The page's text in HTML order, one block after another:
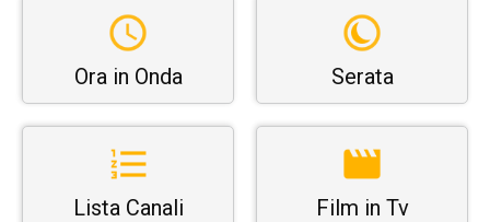
Ora in Onda Serata
Lista Canali Film in Tv